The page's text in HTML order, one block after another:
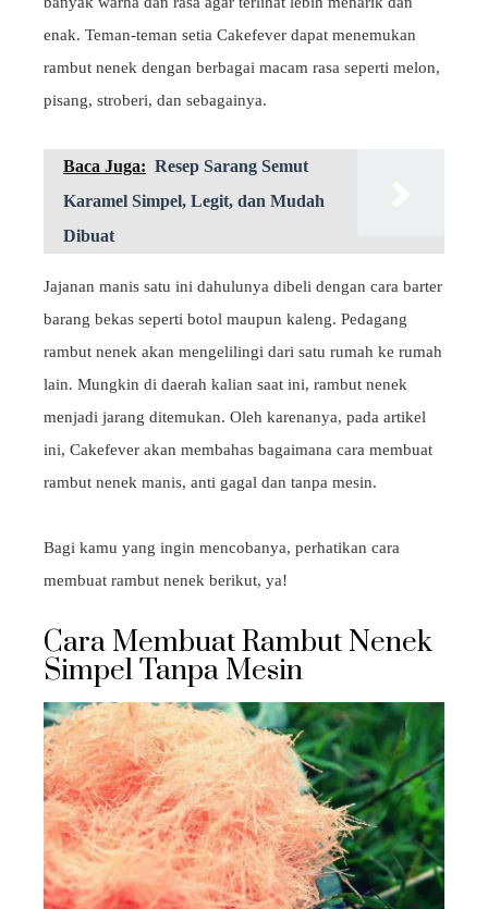
enak. Teman-teman setia Cakefever dapat menemukan
rambut nenek dengan berbagai macam rasa seperti melon,
pisang, stroberi, dan sebagainya.
Baca Juga: Resep Sarang Semut
Karamel Simpel, Legit, dan Mudah
Dibuat
Jajanan manis satu ini dahulunya dibeli dengan cara barter
barang bekas seperti botol maupun kaleng. Pedagang
rambut nenek akan mengelilingi dari satu rumah ke rumah
lain. Mungkin di daerah kalian saat ini, rambut nenek
menjadi jarang ditemukan. Oleh karenanya, pada artikel
ini, Cakefever akan membahas bagaimana cara membuat
rambut nenek manis, anti gagal dan tanpa mesin.
Bagi kamu yang ingin mencobanya, perhatikan cara
membuat rambut nenek berikut, ya!
Cara Membuat Rambut Nenek
Simpel Tanpa Mesin